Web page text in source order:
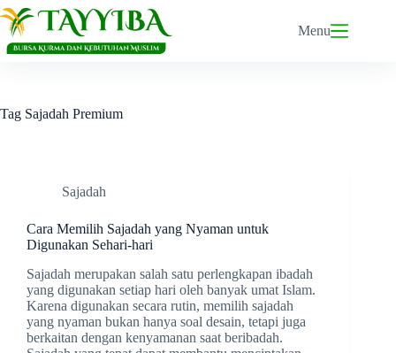
Skip
to
content
Menu
Tag Sajadah Premium
Sajadah
Cara Memilih Sajadah yang Nyaman untuk
Digunakan Sehari-hari
Sajadah merupakan salah satu perlengkapan ibadah
yang digunakan setiap hari oleh banyak umat Islam.
Karena digunakan secara rutin, memilih sajadah
yang nyaman bukan hanya soal desain, tetapi juga
berkaitan dengan kenyamanan saat beribadah.